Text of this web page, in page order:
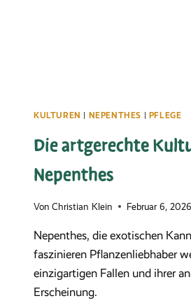
KULTUREN NEPENTHES PFLEGE
Die artgerechte
Nepenthes
Von Christian Klein Februar 6, 2026
Nepenthes, die exotischen
faszinieren Pflanzenliebhaber
einzigartigen Fallen und ihrer
Erscheinung.